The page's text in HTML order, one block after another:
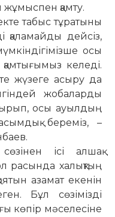
қамту.
табыс тұратыны
қаламайды дейсіз,
осы
келеді.
жүзеге асыру да
жобаларды
осы ауылдың
береміз, –
ісі алшақ
расында халықтың
азамат екенін
Бұл сөзімізді
көпір мәселесіне